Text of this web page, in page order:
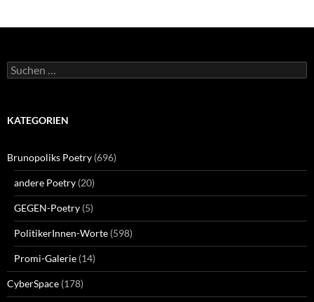
Suchen
nach:
KATEGORIEN
Brunopoliks Poetry (696)
andere Poetry (20)
GEGEN-Poetry (5)
PolitikerInnen-Worte (598)
Promi-Galerie (14)
CyberSpace (178)